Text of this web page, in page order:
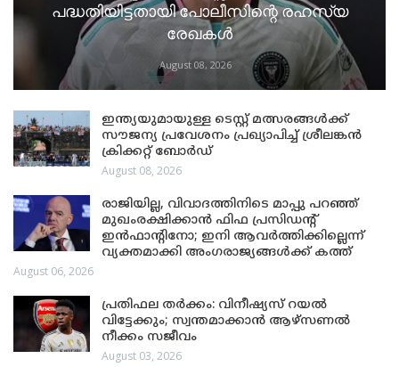
പദ്ധതിയിട്ടതായി പോലീസിന്റെ രഹസ്യ
രേഖകൾ
August 08, 2026
ഇന്ത്യയുമായുള്ള ടെസ്റ്റ് മത്സരങ്ങൾക്ക്
സൗജന്യ പ്രവേശനം പ്രഖ്യാപിച്ച് ശ്രീലങ്കൻ
ക്രിക്കറ്റ് ബോർഡ്
August 08, 2026
രാജിയില്ല, വിവാദത്തിനിടെ മാപ്പു പറഞ്ഞ്
മുഖംരക്ഷിക്കാൻ ഫിഫ പ്രസിഡന്റ്
ഇൻഫാന്റിനോ; ഇനി ആവർത്തിക്കില്ലെന്ന്
വ്യക്തമാക്കി അംഗരാജ്യങ്ങൾക്ക് കത്ത്
August 06, 2026
പ്രതിഫല തർക്കം: വിനീഷ്യസ് റയൽ
വിട്ടേക്കും; സ്വന്തമാക്കാൻ ആഴ്സണൽ
നീക്കം സജീവം
August 03, 2026